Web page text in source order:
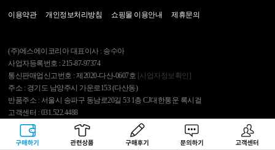
구매하기 관련상품 상품후기 문의하기 고객센터
이용약관 개인정보처리방침 쇼핑몰 이용안내 제휴문의
(주)에스에이코리아 대표이사 : 송수아
사업자등록번호 : 215-87-97374
통신판매업신고번호 : 제2020-다산-0607호 [사업자정보확인]
주소 : 경기도 남양주시 가운로153 (다산동)
반품주소 : 서울시 송파구 동남로20길 53 1층 CJ대한통운 록시걸
고객센터 : 031.522.4488
개인정보관리보호책임자 : 김영석